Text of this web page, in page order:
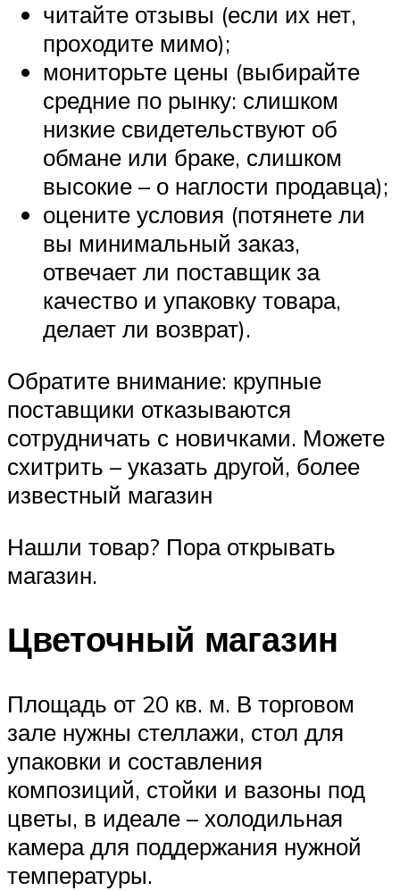
читайте отзывы (если их нет,
проходите мимо);
мониторьте цены (выбирайте
средние по рынку: слишком
низкие свидетельствуют об
обмане или браке, слишком
высокие – о наглости продавца);
оцените условия (потянете ли
вы минимальный заказ,
отвечает ли поставщик за
качество и упаковку товара,
делает ли возврат).
Обратите внимание: крупные
поставщики отказываются
сотрудничать с новичками. Можете
схитрить – указать другой, более
известный магазин
Нашли товар? Пора открывать
магазин.
Цветочный магазин
Площадь от 20 кв. м. В торговом
зале нужны стеллажи, стол для
упаковки и составления
композиций, стойки и вазоны под
цветы, в идеале – холодильная
камера для поддержания нужной
температуры.